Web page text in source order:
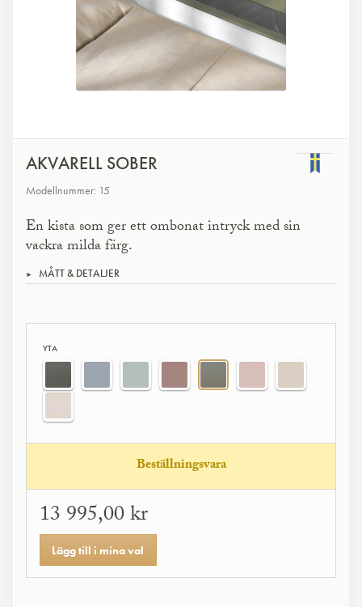
AKVARELL SOBER
Modellnummer: 15
En kista som ger ett ombonat intryck med sin
vackra milda färg.
MÅTT & DETALJER
YTA
Beställningsvara
13 995,00 kr
Lägg till i mina val